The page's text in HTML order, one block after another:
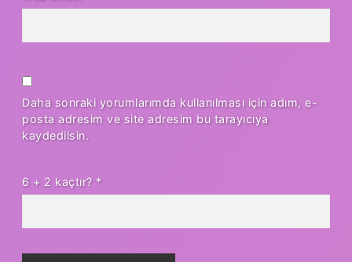
Daha sonraki yorumlarımda kullanılması için adım, e-
posta adresim ve site adresim bu tarayıcıya
kaydedilsin.
6 + 2 kaçtır? *